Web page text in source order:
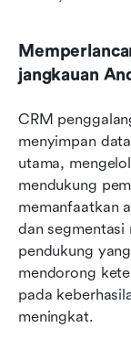
jangkauan
CRM
menyimpan
utama,
mendukung
memanfaatkan
dan
pendukung
mendorong
pada
meningkat.